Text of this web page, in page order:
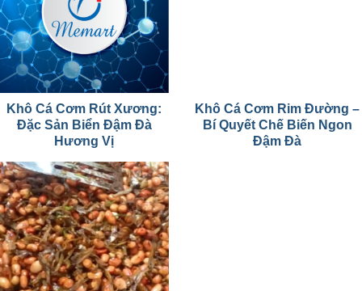
Khô Cá Cơm Rút Xương:
Đặc Sản Biển Đậm Đà
Hương Vị
Khô Cá Cơm Rim Đường –
Bí Quyết Chế Biến Ngon
Đậm Đà